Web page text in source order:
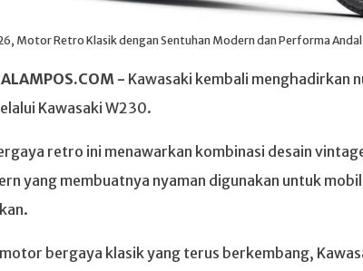
Motor Retro Klasik dengan Sentuhan Modern dan Performa
- Kawasaki kembali menghadirkan
Kawasaki W230.
retro ini menawarkan kombinasi desain
yang membuatnya nyaman digunakan untuk
bergaya klasik yang terus berkembang,